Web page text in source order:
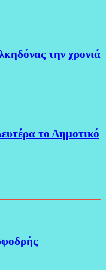
την χρονιά
το Δημοτικό